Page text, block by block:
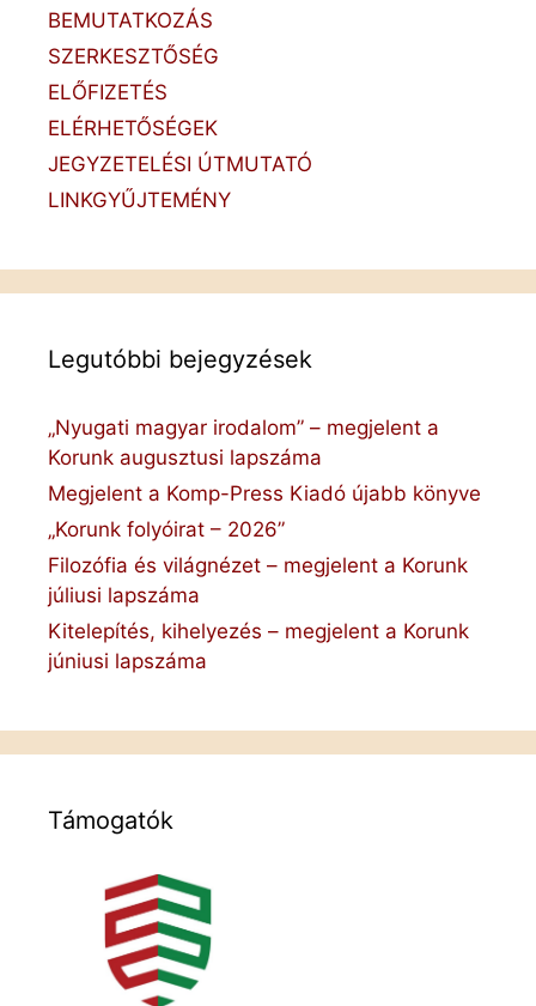
BEMUTATKOZÁS
SZERKESZTŐSÉG
ELŐFIZETÉS
ELÉRHETŐSÉGEK
JEGYZETELÉSI ÚTMUTATÓ
LINKGYŰJTEMÉNY
Legutóbbi bejegyzések
„Nyugati magyar irodalom” – megjelent a
Korunk augusztusi lapszáma
Megjelent a Komp-Press Kiadó újabb könyve
„Korunk folyóirat – 2026”
Filozófia és világnézet – megjelent a Korunk
júliusi lapszáma
Kitelepítés, kihelyezés – megjelent a Korunk
júniusi lapszáma
Támogatók